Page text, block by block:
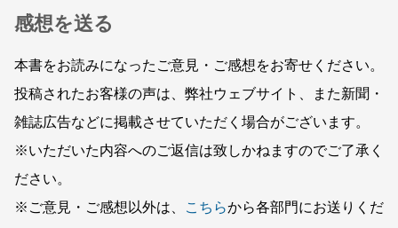
感想を送る
本書をお読みになったご意見・ご感想をお寄せください。
投稿されたお客様の声は、弊社ウェブサイト、また新聞・
雑誌広告などに掲載させていただく場合がございます。
※いただいた内容へのご返信は致しかねますのでご了承く
ださい。
※ご意見・ご感想以外は、
こちらから各部門にお送りくだ